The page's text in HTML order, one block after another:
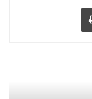
طباعة